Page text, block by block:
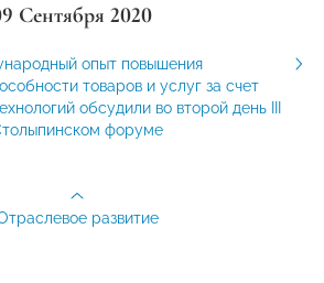
Сентября 2020
опыт повышения
товаров и услуг за счет
обсудили во второй день III
форуме
развитие